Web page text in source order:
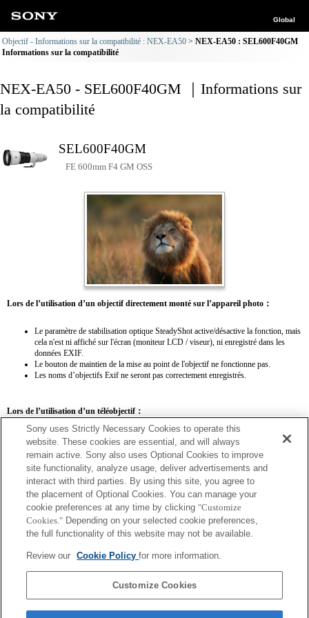
Global
Objectif - Informations sur la compatibilité : NEX-EA50
NEX-EA50 : SEL600F40GM
Informations sur la compatibilité
NEX-EA50 - SEL600F40GM ｜Informations sur
la compatibilité
SEL600F40GM
FE 600mm F4 GM OSS
Lors de l’utilisation d’un objectif directement monté sur l’appareil photo：
Le paramètre de stabilisation optique SteadyShot active/désactive la fonction, mais
cela n'est ni affiché sur l'écran (moniteur LCD / viseur), ni enregistré dans les
données EXIF.
Le bouton de maintien de la mise au point de l'objectif ne fonctionne pas.
Les noms d’objectifs Exif ne seront pas correctement enregistrés.
Lors de l’utilisation d’un téléobjectif：
SEL14TC SEL20TC
SEL14TC
La distance focale et l'ouverture maximale pour le nom de l'objectif Exif seront
répertoriées à l'aide de valeurs d'agrandissement. Toutefois, lorsque les valeurs
s'affichent pas correctement.
Sony uses Strictly Necessary Cookies to operate this
website. These cookies are essential, and will always
remain active. Sony also uses Optional Cookies to improve
site functionality, analyze usage, deliver advertisements and
interact with third parties. By using this site, you agree to
the placement of Optional Cookies. You can manage your
cookie preferences at any time by clicking "Customize
Cookies." Depending on your selected cookie preferences,
the full functionality of this website may not be available.
Review our Cookie Policyfor more information.
Customize Cookies